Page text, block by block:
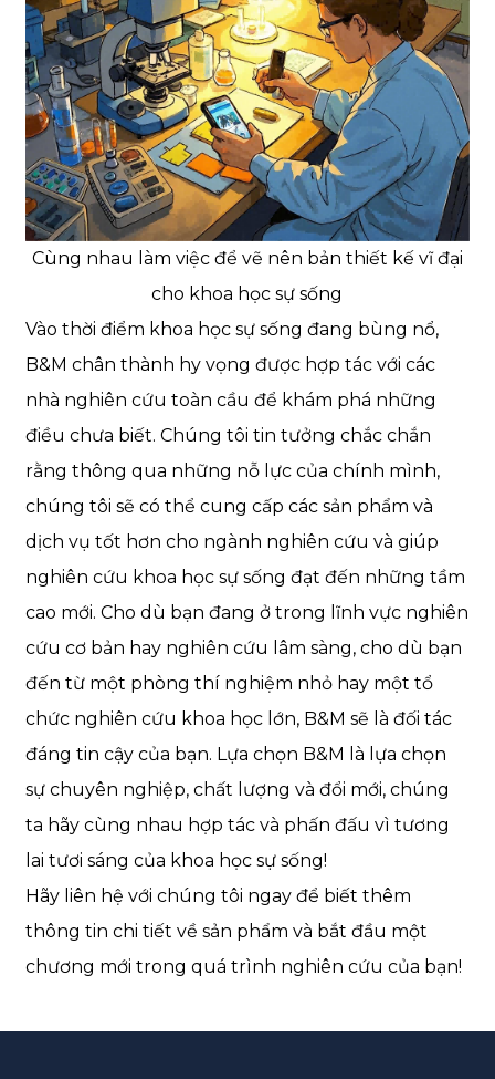
Cùng nhau làm việc để vẽ nên bản thiết kế vĩ đại
cho khoa học sự sống
Vào thời điểm khoa học sự sống đang bùng nổ,
B&M chân thành hy vọng được hợp tác với các
nhà nghiên cứu toàn cầu để khám phá những
điều chưa biết. Chúng tôi tin tưởng chắc chắn
rằng thông qua những nỗ lực của chính mình,
chúng tôi sẽ có thể cung cấp các sản phẩm và
dịch vụ tốt hơn cho ngành nghiên cứu và giúp
nghiên cứu khoa học sự sống đạt đến những tầm
cao mới. Cho dù bạn đang ở trong lĩnh vực nghiên
cứu cơ bản hay nghiên cứu lâm sàng, cho dù bạn
đến từ một phòng thí nghiệm nhỏ hay một tổ
chức nghiên cứu khoa học lớn, B&M sẽ là đối tác
đáng tin cậy của bạn. Lựa chọn B&M là lựa chọn
sự chuyên nghiệp, chất lượng và đổi mới, chúng
ta hãy cùng nhau hợp tác và phấn đấu vì tương
lai tươi sáng của khoa học sự sống!
Hãy liên hệ với chúng tôi ngay để biết thêm
thông tin chi tiết về sản phẩm và bắt đầu một
chương mới trong quá trình nghiên cứu của bạn!